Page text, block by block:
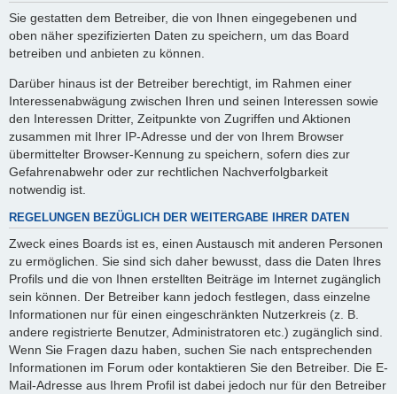
Sie gestatten dem Betreiber, die von Ihnen eingegebenen und
oben näher spezifizierten Daten zu speichern, um das Board
betreiben und anbieten zu können.
Darüber hinaus ist der Betreiber berechtigt, im Rahmen einer
Interessenabwägung zwischen Ihren und seinen Interessen sowie
den Interessen Dritter, Zeitpunkte von Zugriffen und Aktionen
zusammen mit Ihrer IP-Adresse und der von Ihrem Browser
übermittelter Browser-Kennung zu speichern, sofern dies zur
Gefahrenabwehr oder zur rechtlichen Nachverfolgbarkeit
notwendig ist.
REGELUNGEN BEZÜGLICH DER WEITERGABE IHRER DATEN
Zweck eines Boards ist es, einen Austausch mit anderen Personen
zu ermöglichen. Sie sind sich daher bewusst, dass die Daten Ihres
Profils und die von Ihnen erstellten Beiträge im Internet zugänglich
sein können. Der Betreiber kann jedoch festlegen, dass einzelne
Informationen nur für einen eingeschränkten Nutzerkreis (z. B.
andere registrierte Benutzer, Administratoren etc.) zugänglich sind.
Wenn Sie Fragen dazu haben, suchen Sie nach entsprechenden
Informationen im Forum oder kontaktieren Sie den Betreiber. Die E-
Mail-Adresse aus Ihrem Profil ist dabei jedoch nur für den Betreiber